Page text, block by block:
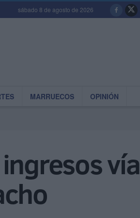
sábado 8 de agosto de 2026
MARRUECOS OPINIÓN
vía